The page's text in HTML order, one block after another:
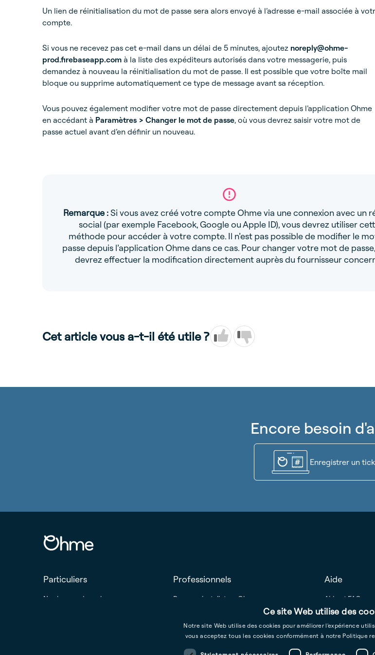
Un lien de réinitialisation du mot de passe sera alors envoyé à l’adresse e-mail associée à
compte.
Si vous ne recevez pas cet e-mail dans un délai de 5 minutes, ajoutez noreply@ohme-
prod.firebaseapp.com à la liste des expéditeurs autorisés dans votre messagerie, puis
demandez à nouveau la réinitialisation du mot de passe. Il est possible que votre boîte mail
bloque ou supprime automatiquement ce type de message avant sa réception.
Vous pouvez également modifier votre mot de passe directement depuis l’application Ohme
en accédant à Paramètres > Changer le mot de passe, où vous devrez saisir votre mot de
passe actuel avant d’en définir un nouveau.
Remarque :Si vous avez créé votre compte Ohme via une connexion avec un
social (par exemple Facebook, Google ou Apple ID), vous devrez utiliser
méthode pour accéder à votre compte. Il n’est pas possible de modifier le
passe depuis l’application Ohme dans ce cas. Pour changer votre mot de
devrez effectuer la modification directement auprès du fournisseur
Cet article vous a-t-il été utile ?
Encore besoin
Enregistrer un
Particuliers
Nos bornes de recharge
Professionnels
Devenez installateur Ohme
Aide
Aide et FAQ
Ressources
Ce site Web utilise des
Notre site Web utilise des cookies pour améliorer l'expérience
vous acceptez tous les cookies conformément à notre Politique